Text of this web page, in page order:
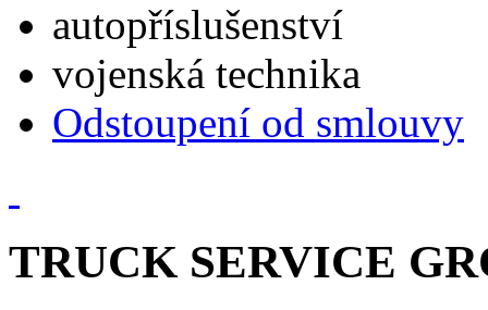
autopříslušenství
vojenská technika
Odstoupení od smlouvy
TRUCK SERVICE